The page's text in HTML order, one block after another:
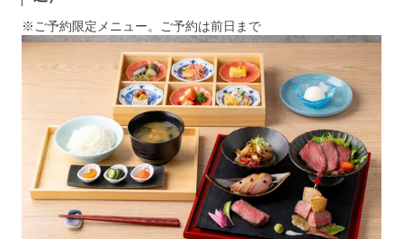
※ご予約限定メニュー。ご予約は前日まで